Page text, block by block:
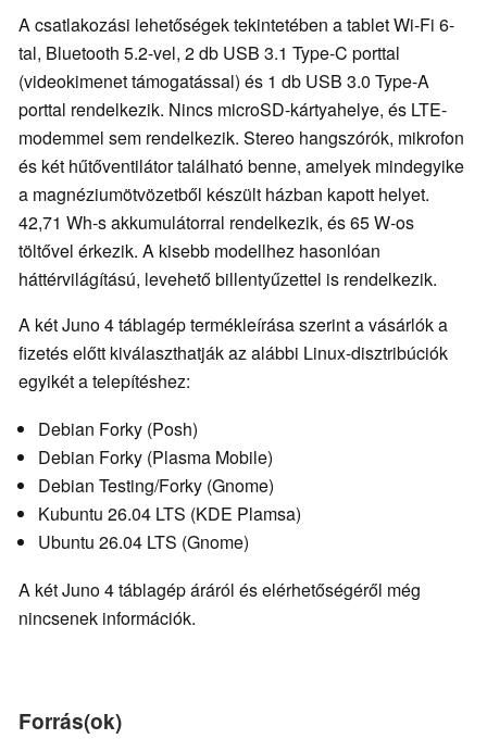
A csatlakozási lehetőségek tekintetében a tablet Wi-Fi 6-
tal, Bluetooth 5.2-vel, 2 db USB 3.1 Type-C porttal
(videokimenet támogatással) és 1 db USB 3.0 Type-A
porttal rendelkezik. Nincs microSD-kártyahelye, és LTE-
modemmel sem rendelkezik. Stereo hangszórók, mikrofon
és két hűtőventilátor található benne, amelyek mindegyike
a magnéziumötvözetből készült házban kapott helyet.
42,71 Wh-s akkumulátorral rendelkezik, és 65 W-os
töltővel érkezik. A kisebb modellhez hasonlóan
háttérvilágítású, levehető billentyűzettel is rendelkezik.
A két Juno 4 táblagép termékleírása szerint a vásárlók a
fizetés előtt kiválaszthatják az alábbi Linux-disztribúciók
egyikét a telepítéshez:
Debian Forky (Posh)
Debian Forky (Plasma Mobile)
Debian Testing/Forky (Gnome)
Kubuntu 26.04 LTS (KDE Plamsa)
Ubuntu 26.04 LTS (Gnome)
A két Juno 4 táblagép áráról és elérhetőségéről még
nincsenek információk.
Forrás(ok)